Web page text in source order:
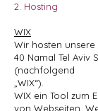
2. Hosting
WIX
Wir hosten unsere
40 Namal Tel Aviv
(nachfolgend
„WIX“).
WIX ein Tool zum
von Webseiten.